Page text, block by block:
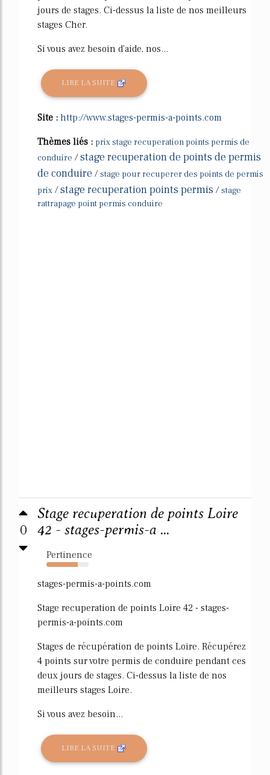
jours de stages. Ci-dessus la liste de nos meilleurs
stages Cher.
Si vous avez besoin d'aide, nos...
LIRE LA SUITE
Site : http://www.stages-permis-a-points.com
Thèmes liés : prix stage recuperation points permis de
conduire /stage recuperation de points de permis
de conduire /stage pour recuperer des points de permis
prix /stage recuperation points permis /stage
rattrapage point permis conduire
0
Stage recuperation de points Loire
42 - stages-permis-a ...
Pertinence
74%
stages-permis-a-points.com
Stage recuperation de points Loire 42 - stages-
permis-a-points.com
Stages de récupération de points Loire. Récupérez
4 points sur votre permis de conduire pendant ces
deux jours de stages. Ci-dessus la liste de nos
meilleurs stages Loire.
Si vous avez besoin...
LIRE LA SUITE